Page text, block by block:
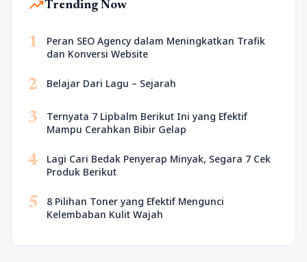
trending_upTrending Now
1
Peran SEO Agency dalam Meningkatkan Trafik
dan Konversi Website
2 Belajar Dari Lagu – Sejarah
3
Ternyata 7 Lipbalm Berikut Ini yang Efektif
Mampu Cerahkan Bibir Gelap
4
Lagi Cari Bedak Penyerap Minyak, Segara 7 Cek
Produk Berikut
5
8 Pilihan Toner yang Efektif Mengunci
Kelembaban Kulit Wajah